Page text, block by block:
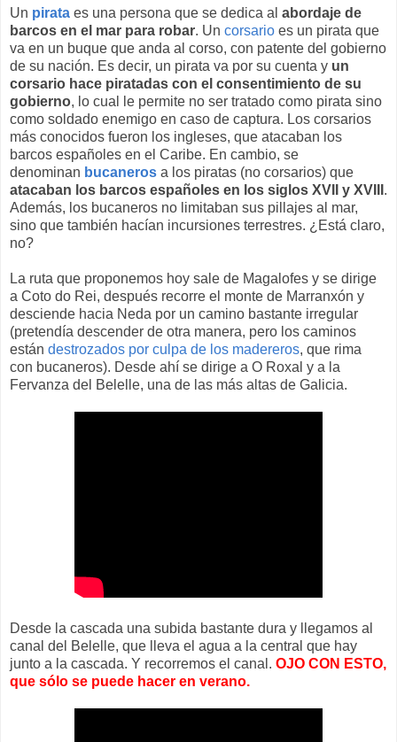
Un pirata es una persona que se dedica al abordaje de
barcos en el mar para robar. Un corsario es un pirata que
va en un buque que anda al corso, con patente del gobierno
de su nación. Es decir, un pirata va por su cuenta y un
corsario hace piratadas con el consentimiento de su
gobierno, lo cual le permite no ser tratado como pirata sino
como soldado enemigo en caso de captura. Los corsarios
más conocidos fueron los ingleses, que atacaban los
barcos españoles en el Caribe. En cambio, se
denominan bucaneros a los piratas (no corsarios) que
atacaban los barcos españoles en los siglos XVII y XVIII .
Además, los bucaneros no limitaban sus pillajes al mar,
sino que también hacían incursiones terrestres. ¿Está claro,
no?
La ruta que proponemos hoy sale de Magalofes y se dirige
a Coto do Rei, después recorre el monte de Marranxón y
desciende hacia Neda por un camino bastante irregular
(pretendía descender de otra manera, pero los caminos
están destrozados por culpa de los madereros, que rima
con bucaneros). Desde ahí se dirige a O Roxal y a la
Fervanza del Belelle, una de las más altas de Galicia.
Desde la cascada una subida bastante dura y llegamos al
canal del Belelle, que lleva el agua a la central que hay
junto a la cascada. Y recorremos el canal. OJO CON ESTO,
que sólo se puede hacer en verano.